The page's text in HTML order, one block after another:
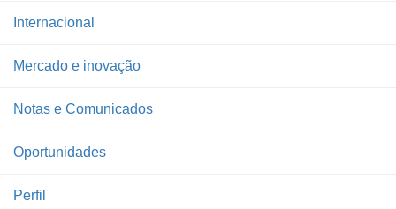
Internacional
Mercado e inovação
Notas e Comunicados
Oportunidades
Perfil